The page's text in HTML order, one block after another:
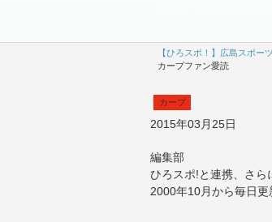
【ひろスポ！】広島スポー
カープファン愛読
カープ
2015年03月25日
編集部
ひろスポ!と連携、さら
2000年10月から毎日